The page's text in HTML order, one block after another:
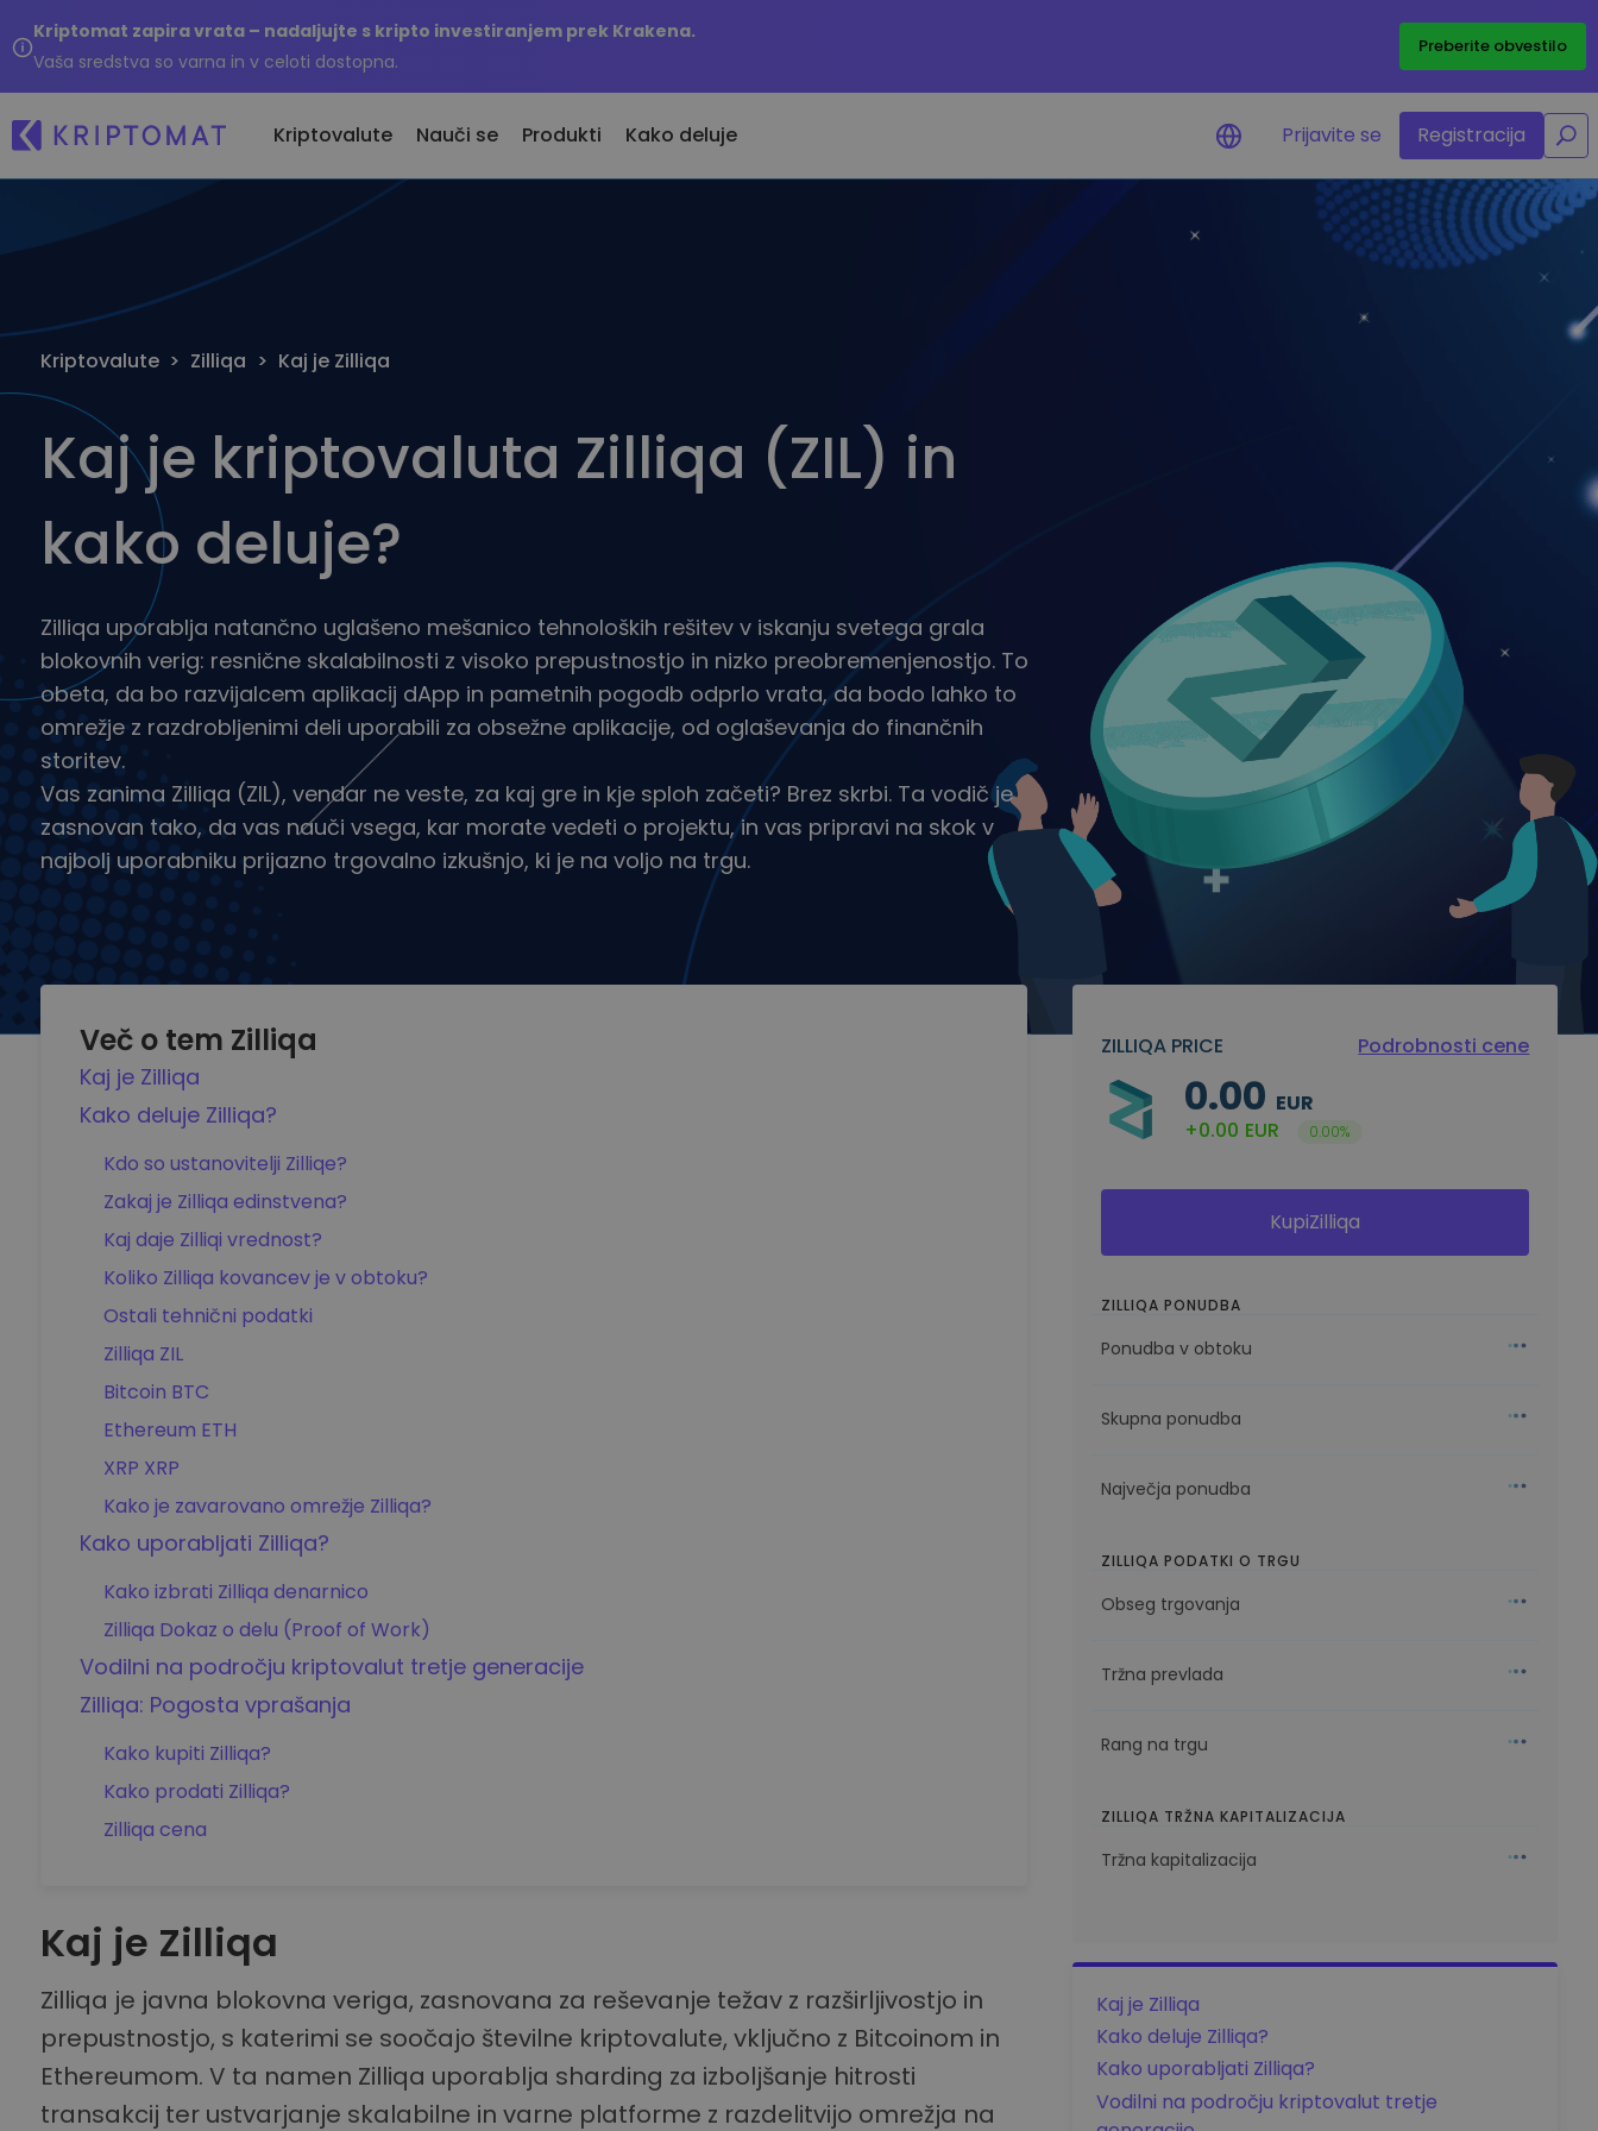
Kriptomat zapira vrata – nadaljujte s kripto investiranjem prek Krakena.
Vaša sredstva so varna in v celoti dostopna.
Preberite obvestilo
Kriptovalute
Vse cene
Več kot 300 kriptovalut
Poiščite naložbene priložnosti
Nauči se Produkti
Več kot 1.000 menjalnih parov
kriptovalute
Kriptomat denarnica
denarnica
Raziskovalec naložb
Najdi svojo kripto strategijo
Redno načrtovane naložbe (DCA)
Kako deluje Prijavite se Registracija
/
Kriptovalute > Zilliqa > Kaj je Zilliqa
Kaj je kriptovaluta Zilliqa (ZIL) in
kako deluje?
Zilliqa uporablja natančno uglašeno mešanico tehnoloških rešitev v iskanju svetega grala
blokovnih verig: resnične skalabilnosti z visoko prepustnostjo in nizko preobremenjenostjo. To
obeta, da bo razvijalcem aplikacij dApp in pametnih pogodb odprlo vrata, da bodo lahko to
omrežje z razdrobljenimi deli uporabili za obsežne aplikacije, od oglaševanja do finančnih
storitev.
Vas zanima Zilliqa (ZIL), vendar ne veste, za kaj gre in kje sploh začeti? Brez skrbi. Ta vodič je
zasnovan tako, da vas nauči vsega, kar morate vedeti o projektu, in vas pripravi na skok v
najbolj uporabniku prijazno trgovalno izkušnjo, ki je na voljo na trgu.
Več o tem Zilliqa
Kaj je Zilliqa
Kako deluje Zilliqa?
Kdo so ustanovitelji Zilliqe?
Zakaj je Zilliqa edinstvena?
Kaj daje Zilliqi vrednost?
Koliko Zilliqa kovancev je v obtoku?
Ostali tehnični podatki
Zilliqa ZIL
Bitcoin BTC
Ethereum ETH
XRP XRP
Kako je zavarovano omrežje Zilliqa?
Kako uporabljati Zilliqa?
Kako izbrati Zilliqa denarnico
Zilliqa Dokaz o delu (Proof of Work)
Vodilni na področju kriptovalut tretje generacije
Zilliqa: Pogosta vprašanja
Kako kupiti Zilliqa?
Kako prodati Zilliqa?
Zilliqa cena
Kaj je Zilliqa
Zilliqa je javna blokovna veriga, zasnovana za reševanje težav z razširljivostjo in
prepustnostjo, s katerimi se soočajo številne kriptovalute, vključno z Bitcoinom in
Ethereumom. V ta namen Zilliqa uporablja sharding za izboljšanje hitrosti
transakcij ter ustvarjanje skalabilne in varne platforme z razdelitvijo omrežja na
ZILLIQA PRICE Podrobnosti cene
0.00 EUR
+0.00 EUR 0.00%
KupiZilliqa
ZILLIQA PONUDBA
Ponudba v obtoku
Skupna ponudba
Največja ponudba
ZILLIQA PODATKI O TRGU
Obseg trgovanja
Tržna prevlada
Rang na trgu
ZILLIQA TRŽNA KAPITALIZACIJA
Tržna kapitalizacija
Kaj je Zilliqa
Kako deluje Zilliqa?
Kako uporabljati Zilliqa?
Vodilni na področju kriptovalut tretje